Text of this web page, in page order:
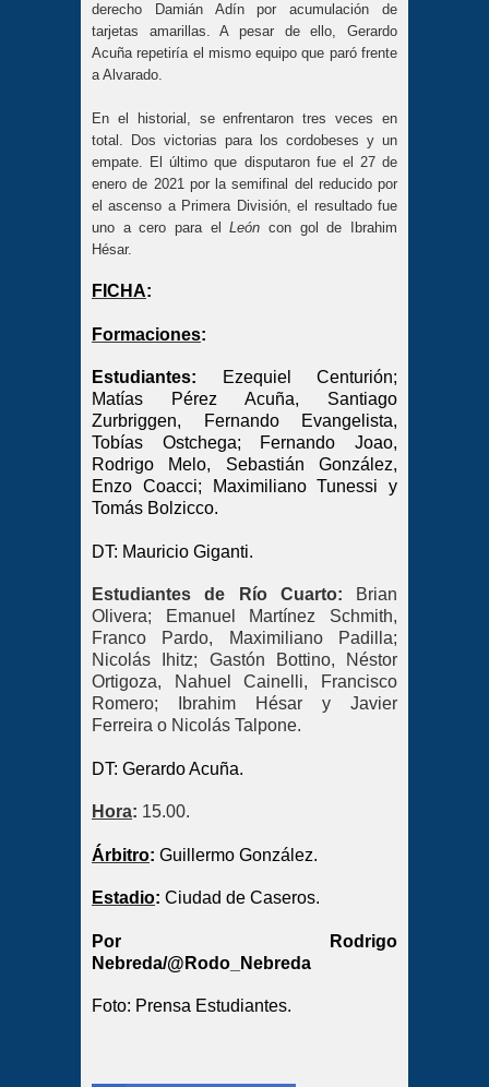
derecho Damián Adín por acumulación de
tarjetas amarillas. A pesar de ello, Gerardo
Acuña repetiría el mismo equipo que paró frente
a Alvarado.
En el historial, se enfrentaron tres veces en
total. Dos victorias para los cordobeses y un
empate. El último que disputaron fue el 27 de
enero de 2021 por la semifinal del reducido por
el ascenso a Primera División, el resultado fue
uno a cero para elLeóncon gol de Ibrahim
Hésar.
FICHA:
Formaciones:
Estudiantes:
Ezequiel Centurión;
Matías Pérez Acuña, Santiago
Zurbriggen, Fernando Evangelista,
Tobías Ostchega; Fernando Joao,
Rodrigo Melo, Sebastián González,
Enzo Coacci; Maximiliano Tunessi y
Tomás Bolzicco.
DT: Mauricio Giganti.
Estudiantes de Río Cuarto:
Brian
Olivera; Emanuel Martínez Schmith,
Franco Pardo, Maximiliano Padilla;
Nicolás Ihitz; Gastón Bottino, Néstor
Ortigoza, Nahuel Cainelli, Francisco
Romero; Ibrahim Hésar y Javier
Ferreira o Nicolás Talpone.
DT: Gerardo Acuña.
Hora: 15.00.
Árbitro: Guillermo González.
Estadio: Ciudad de Caseros.
Por Rodrigo
Nebreda/@Rodo_Nebreda
Foto: Prensa Estudiantes.